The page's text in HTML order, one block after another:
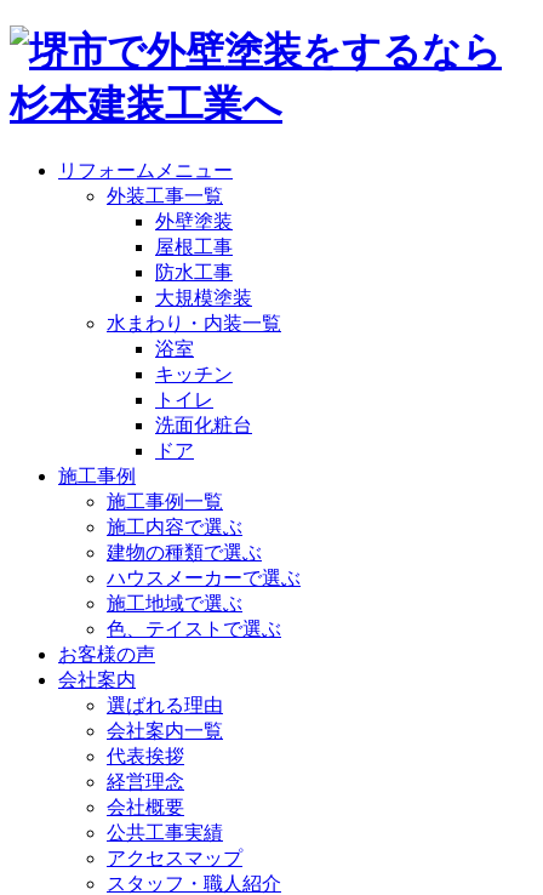
リフォームメニュー
外装工事一覧
外壁塗装
屋根工事
防水工事
大規模塗装
水まわり・内装一覧
浴室
キッチン
トイレ
洗面化粧台
ドア
施工事例
施工事例一覧
施工内容で選ぶ
建物の種類で選ぶ
ハウスメーカーで選ぶ
施工地域で選ぶ
色、テイストで選ぶ
お客様の声
会社案内
選ばれる理由
会社案内一覧
代表挨拶
経営理念
会社概要
公共工事実績
アクセスマップ
スタッフ・職人紹介